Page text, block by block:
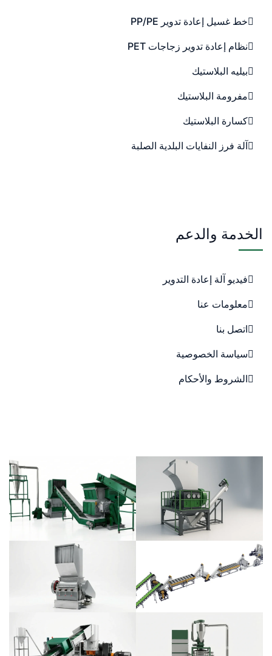
خط غسيل إعادة تدوير PP/PE
نظام إعادة تدوير زجاجات PET
بيليه البلاستيك
مفرومة البلاستيك
كسارة البلاستيك
آلة فرز النفايات البلدية الصلبة
الخدمة والدعم
فيديو آلة إعادة التدوير
معلومات عنا
اتصل بنا
سياسة الخصوصية
الشروط والأحكام